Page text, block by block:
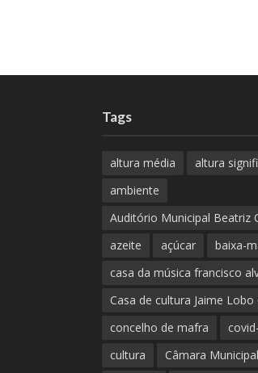
Tags
altura média
altura
ambiente
Auditório Municipal Beatriz
azeite
açúcar
baixa-
casa da música francisco
Casa de cultura Jaime Lobo
concelho de mafra
cultura
Câmara